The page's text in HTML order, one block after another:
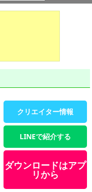
クリエイター情報
LINEで紹介する
ダウンロードはアプ
リから